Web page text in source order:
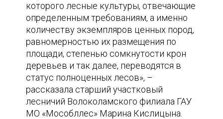
которого лесные культуры, отвечающие
определенным требованиям, а именно
количеству экземпляров ценных пород,
равномерностью их размещения по
площади, степенью сомкнутости крон
деревьев и так далее, переводятся в
статус полноценных лесов», –
рассказала старший участковый
лесничий Волоколамского филиала ГАУ
МО «Мособллес» Марина Кислицына.